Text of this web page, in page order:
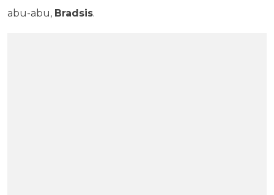
abu-abu, Bradsis.